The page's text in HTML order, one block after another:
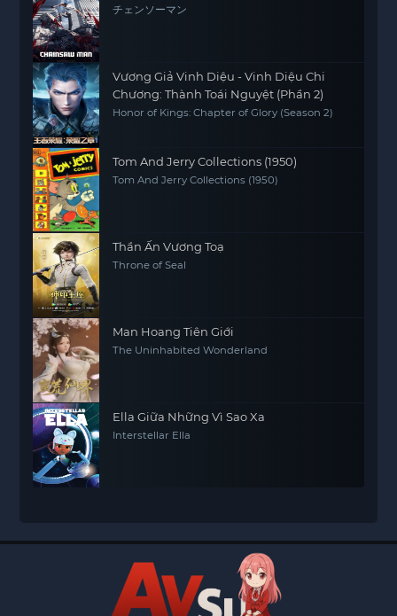
チェンソーマン
Vương Giả Vinh Diệu - Vinh Diệu Chi
Chương: Thành Toái Nguyệt (Phần 2)
Honor of Kings: Chapter of Glory (Season 2)
Tom And Jerry Collections (1950)
Tom And Jerry Collections (1950)
Thần Ấn Vương Toạ
Throne of Seal
Man Hoang Tiên Giới
The Uninhabited Wonderland
Ella Giữa Những Vì Sao Xa
Interstellar Ella